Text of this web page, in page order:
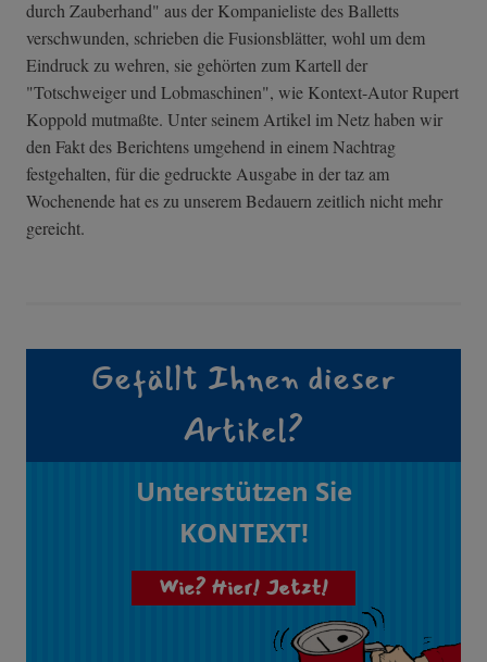
durch Zauberhand" aus der Kompanieliste des Balletts
verschwunden, schrieben die Fusionsblätter, wohl um dem
Eindruck zu wehren, sie gehörten zum Kartell der
"Totschweiger und Lobmaschinen", wie Kontext-Autor Rupert
Koppold mutmaßte. Unter seinem Artikel im Netz haben wir
den Fakt des Berichtens umgehend in einem Nachtrag
festgehalten, für die gedruckte Ausgabe in der taz am
Wochenende hat es zu unserem Bedauern zeitlich nicht mehr
gereicht.
Gefällt Ihnen dieser
Artikel?
Unterstützen Sie
KONTEXT!
Wie? Hier! Jetzt!